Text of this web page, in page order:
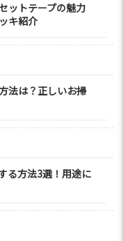
ットテープの魅力
キ紹介
法は？正しいお掃
る方法3選！用途に